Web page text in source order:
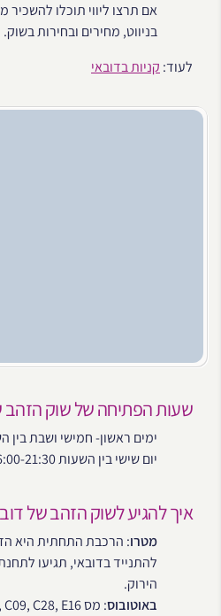
אם תרצו ליווי תוכלו
בניווט, מחירים ובחירות בשוק.
לעוד: קניות בדובאי
שעות הפתיחה של שוק הזהב
ימים ראשון- חמישי ושבת בין השעות
יום שישי בין השעות 16:00-21:30.
איך להגיע לשוק הזהב של
מטרו: הרכבת התחתית היא
הירוק.
באוטובוס